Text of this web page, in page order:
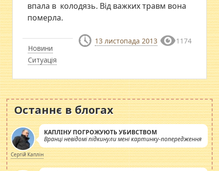
Новини
Ситуація
впала в колодязь. Від важких травм вона
померла.
13 листопада 2013 1174
Останнє в блогах
КАПЛІНУ ПОГРОЖУЮТЬ УБИВСТВОМ
Вранці невідомі підкинули мені картинку-попередження
Сергій Каплін